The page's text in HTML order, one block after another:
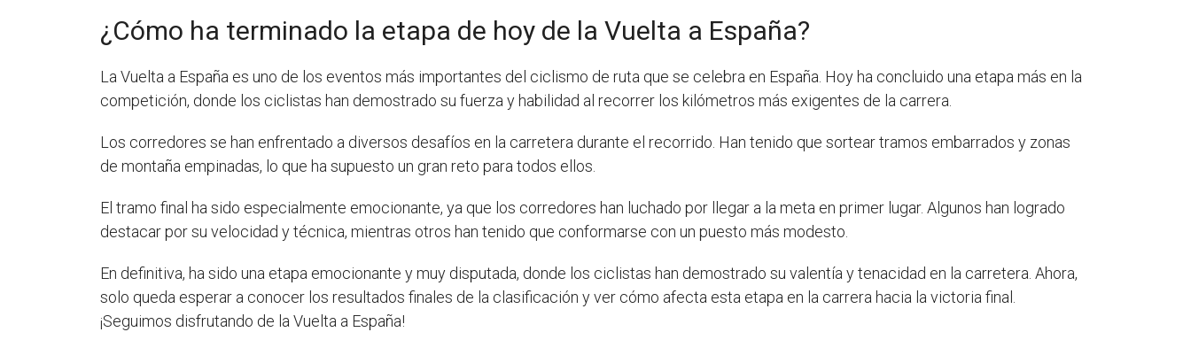
¿Cómo ha terminado la etapa de hoy de la Vuelta a España?
La Vuelta a España es uno de los eventos más importantes del ciclismo de ruta que se celebra en España. Hoy ha concluido una etapa más en la
competición, donde los ciclistas han demostrado su fuerza y habilidad al recorrer los kilómetros más exigentes de la carrera.
Los corredores se han enfrentado a diversos desafíos en la carretera durante el recorrido. Han tenido que sortear tramos embarrados y zonas
de montaña empinadas, lo que ha supuesto un gran reto para todos ellos.
El tramo final ha sido especialmente emocionante, ya que los corredores han luchado por llegar a la meta en primer lugar. Algunos han logrado
destacar por su velocidad y técnica, mientras otros han tenido que conformarse con un puesto más modesto.
En definitiva, ha sido una etapa emocionante y muy disputada, donde los ciclistas han demostrado su valentía y tenacidad en la carretera. Ahora,
solo queda esperar a conocer los resultados finales de la clasificación y ver cómo afecta esta etapa en la carrera hacia la victoria final.
¡Seguimos disfrutando de la Vuelta a España!